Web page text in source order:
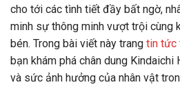
cho tới các tình tiết đầy bất ngờ,
minh sự thông minh vượt trội cùng
bén. Trong bài viết này trang tin tức
bạn khám phá chân dung
và sức ảnh hưởng của nhân vật